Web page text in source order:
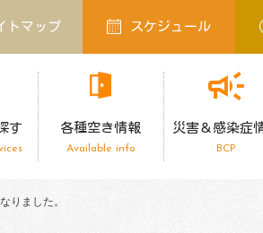
トマップ スケジュール
す 各種空き情報
Available info
災害＆感染症
BCP
りました。